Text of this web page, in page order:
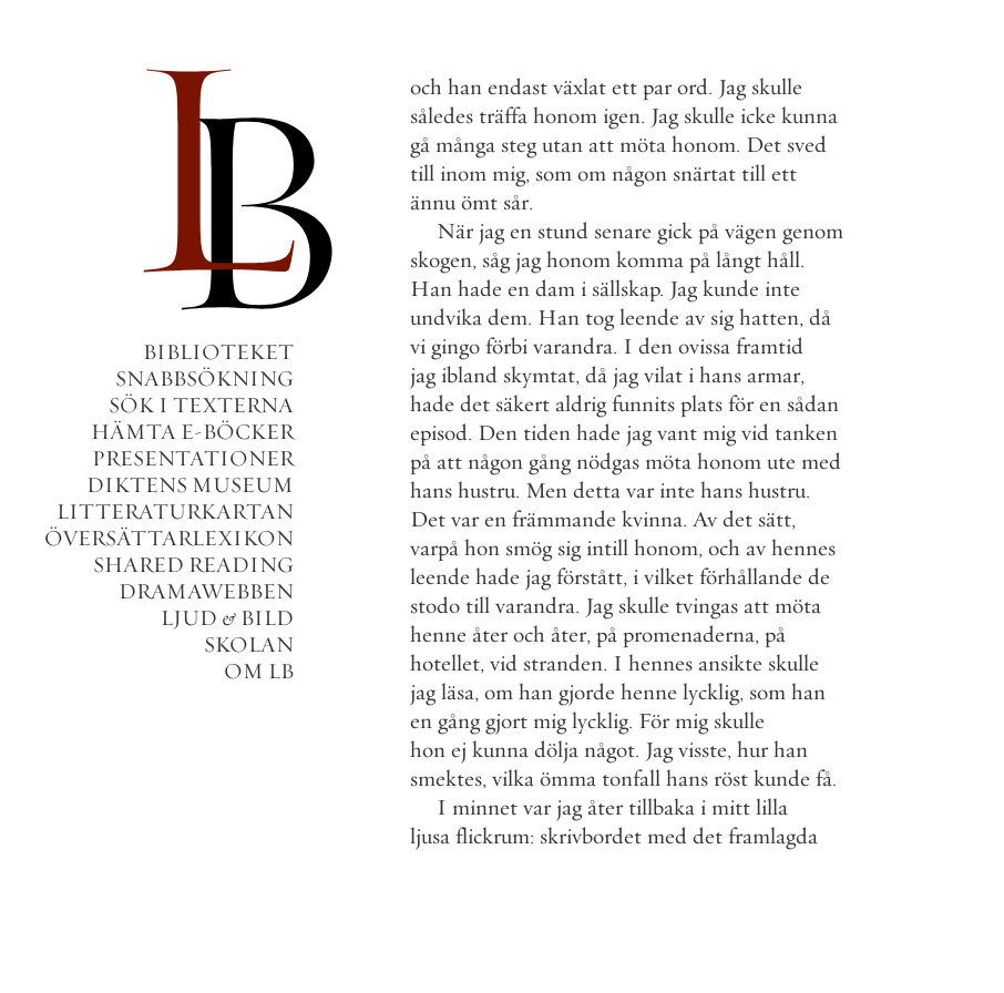
BIBLIOTEKET
SNABBSÖKNING
SÖK I TEXTERNA
HÄMTA E-BÖCKER
PRESENTATIONER
DIKTENS MUSEUM
LITTERATURKARTAN
ÖVERSÄTTARLEXIKON
SHARED READING
DRAMAWEBBEN
LJUD & BILD
SKOLAN
OM LB
och han endast växlat ett par ord. Jag skulle
således träffa honom igen. Jag skulle icke kunna
gå många steg utan att möta honom. Det sved
till inom mig, som om någon snärtat till ett
ännu ömt sår.
När jag en stund senare gick på vägen genom
skogen, såg jag honom komma på långt håll.
Han hade en dam i sällskap. Jag kunde inte
undvika dem. Han tog leende av sig hatten, då
vi gingo förbi varandra. I den ovissa framtid
jag ibland skymtat, då jag vilat i hans armar,
hade det säkert aldrig funnits plats för en sådan
episod. Den tiden hade jag vant mig vid tanken
på att någon gång nödgas möta honom ute med
hans hustru. Men detta var inte hans hustru.
Det var en främmande kvinna. Av det sätt,
varpå hon smög sig intill honom, och av hennes
leende hade jag förstått, i vilket förhållande de
stodo till varandra. Jag skulle tvingas att möta
henne åter och åter, på promenaderna, på
hotellet, vid stranden. I hennes ansikte skulle
jag läsa, om han gjorde henne lycklig, som han
en gång gjort mig lycklig. För mig skulle
hon ej kunna dölja något. Jag visste, hur han
smektes, vilka ömma tonfall hans röst kunde få.
I minnet var jag åter tillbaka i mitt lilla
ljusa flickrum: skrivbordet med det framlagda